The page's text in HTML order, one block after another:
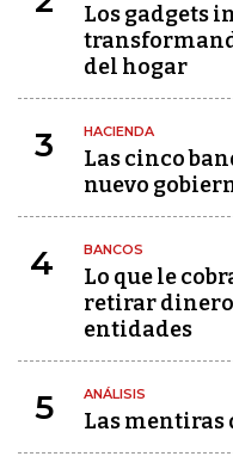
Los gadgets
del hogar
3 HACIENDA
Las cinco
nuevo
4 BANCOS
Lo que le
retirar dinero
entidades
5 ANÁLISIS
Las mentiras